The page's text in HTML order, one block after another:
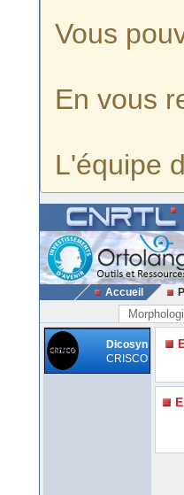
Vous
En vous
L'équipe
Accueil
Dicosyn
CRISCO